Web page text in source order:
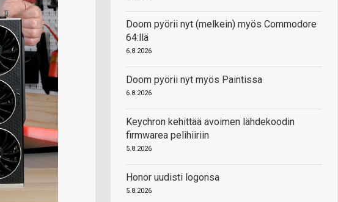
Doom pyörii nyt (melkein) myös Commodore
64:llä
6.8.2026
Doom pyörii nyt myös Paintissa
6.8.2026
Keychron kehittää avoimen lähdekoodin
firmwarea pelihiiriin
5.8.2026
Honor uudisti logonsa
5.8.2026